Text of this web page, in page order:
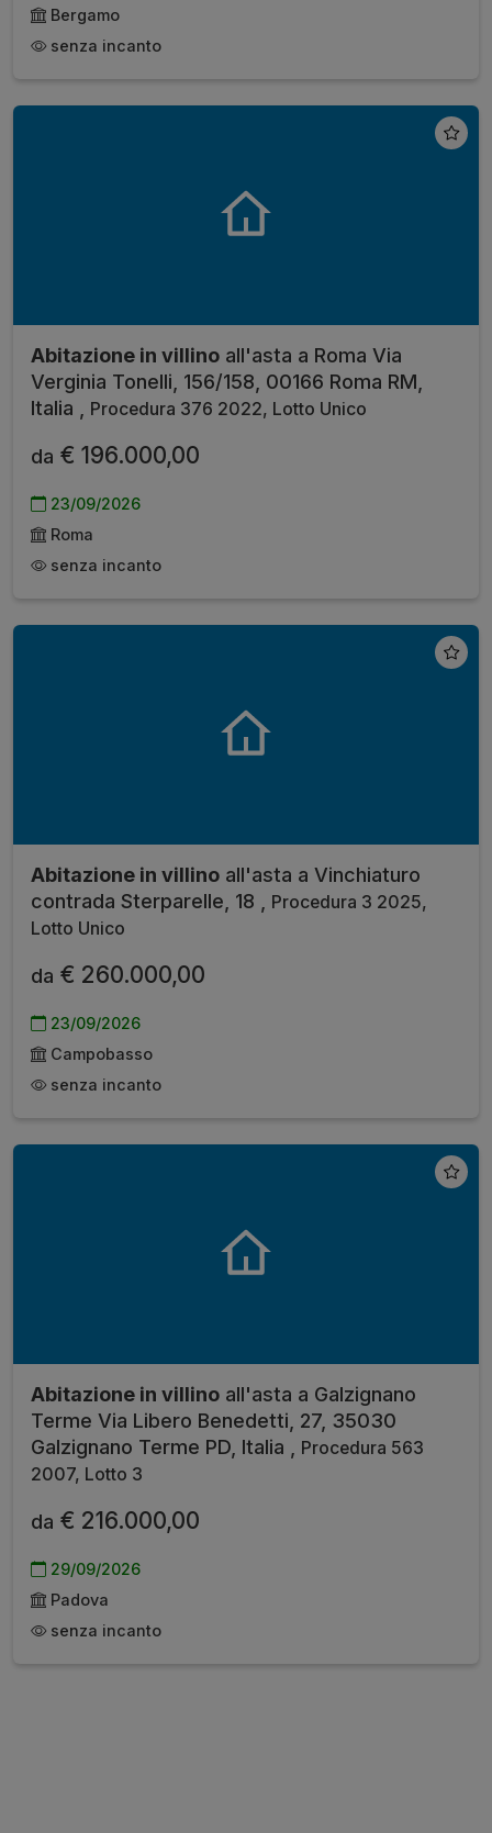
Bergamo
senza incanto
Abitazione in villino all'asta a Roma Via
Verginia Tonelli, 156/158, 00166 Roma RM,
Italia ,
Procedura 376 2022, Lotto Unico
da € 196.000,00
23/09/2026
Roma
senza incanto
Abitazione in villino all'asta a Vinchiaturo
contrada Sterparelle, 18 ,
Procedura 3 2025,
Lotto Unico
da € 260.000,00
23/09/2026
Campobasso
senza incanto
Abitazione in villino all'asta a Galzignano
Terme Via Libero Benedetti, 27, 35030
Galzignano Terme PD, Italia ,
Procedura 563
2007, Lotto 3
da € 216.000,00
29/09/2026
Padova
senza incanto